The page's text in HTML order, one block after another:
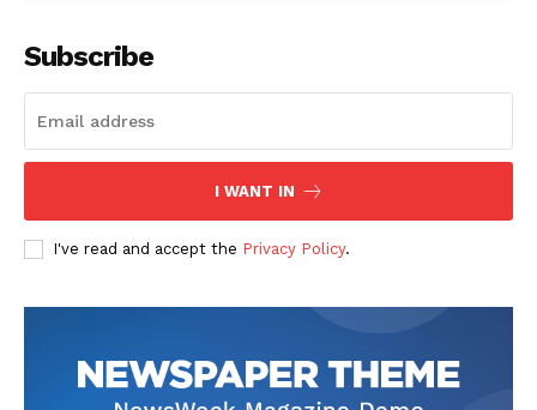
Subscribe
I WANT IN
I've read and accept the Privacy Policy.